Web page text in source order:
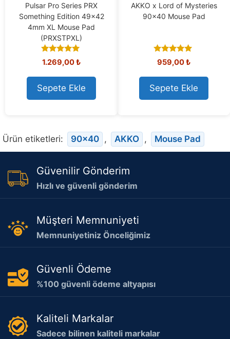
Pulsar Pro Series PRX
Something Edition 49×42
4mm XL Mouse Pad
(PRXSTPXL)
5.00
out of 5
1.269,00₺
Sepete Ekle
AKKO x Lord of Mysteries
90×40 Mouse Pad
4.88
out of 5
959,00₺
Sepete Ekle
Ürün etiketleri: 90×40 , AKKO , Mouse Pad
Güvenilir Gönderim
Hızlı ve güvenli gönderim
Müşteri Memnuniyeti
Memnuniyetiniz Önceliğimiz
Güvenli Ödeme
%100 güvenli ödeme altyapısı
Kaliteli Markalar
Sadece bilinen kaliteli markalar